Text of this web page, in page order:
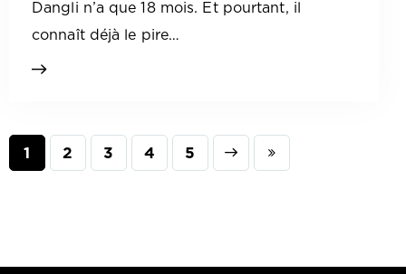
Dangli n’a que 18 mois. Et pourtant, il
connaît déjà le pire…
1 2 3 4 5
Next Last